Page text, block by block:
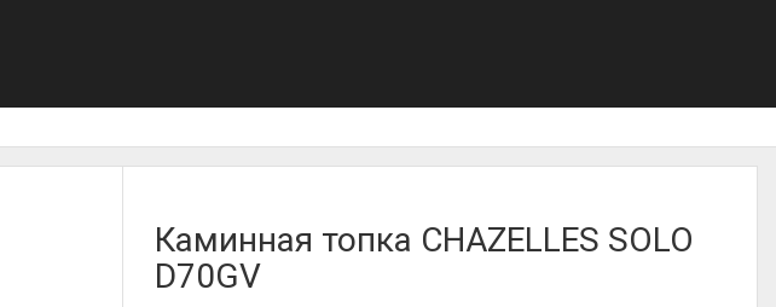
Каминная топка CHAZELLES SOLO
D70GV